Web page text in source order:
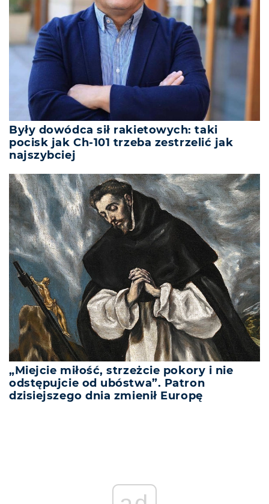
Były dowódca sił rakietowych: taki
pocisk jak Ch-101 trzeba zestrzelić jak
najszybciej
„Miejcie miłość, strzeżcie pokory i nie
odstępujcie od ubóstwa”. Patron
dzisiejszego dnia zmienił Europę